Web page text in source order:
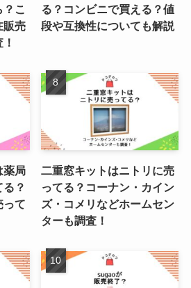
こ
販売
る？コンビニで買える？値
段や互換性についても解説
薬局
？
って
二重窓キットはニトリに売
ってる？コーナン・カイン
ズ・コメリなどホームセン
ターも調査！